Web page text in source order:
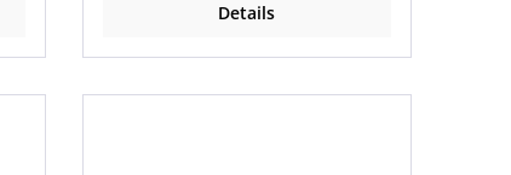
Details